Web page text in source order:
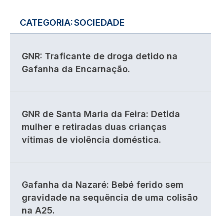
CATEGORIA:SOCIEDADE
GNR: Traficante de droga detido na
Gafanha da Encarnação.
GNR de Santa Maria da Feira: Detida
mulher e retiradas duas crianças
vítimas de violência doméstica.
Gafanha da Nazaré: Bebé ferido sem
gravidade na sequência de uma colisão
na A25.